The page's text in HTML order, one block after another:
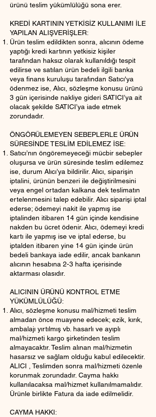
ürünü teslim yükümlülüğü sona erer.
KREDİ KARTININ YETKİSİZ KULLANIMI İLE
YAPILAN ALIŞVERİŞLER:
Ürün teslim edildikten sonra, alıcının ödeme
yaptığı kredi kartının yetkisiz kişiler
tarafından haksız olarak kullanıldığı tespit
edilirse ve satılan ürün bedeli ilgili banka
veya finans kuruluşu tarafından Satıcı'ya
ödenmez ise, Alıcı, sözleşme konusu ürünü
3 gün içerisinde nakliye gideri SATICI’ya ait
olacak şekilde SATICI’ya iade etmek
zorundadır.
ÖNGÖRÜLEMEYEN SEBEPLERLE ÜRÜN
SÜRESİNDE TESLİM EDİLEMEZ İSE:
Satıcı’nın öngöremeyeceği mücbir sebepler
oluşursa ve ürün süresinde teslim edilemez
ise, durum Alıcı’ya bildirilir. Alıcı, siparişin
iptalini, ürünün benzeri ile değiştirilmesini
veya engel ortadan kalkana dek teslimatın
ertelenmesini talep edebilir. Alıcı siparişi iptal
ederse; ödemeyi nakit ile yapmış ise
iptalinden itibaren 14 gün içinde kendisine
nakden bu ücret ödenir. Alıcı, ödemeyi kredi
kartı ile yapmış ise ve iptal ederse, bu
iptalden itibaren yine 14 gün içinde ürün
bedeli bankaya iade edilir, ancak bankanın
alıcının hesabına 2-3 hafta içerisinde
aktarması olasıdır.
ALICININ ÜRÜNÜ KONTROL ETME
YÜKÜMLÜLÜĞÜ:
Alıcı, sözleşme konusu mal/hizmeti teslim
almadan önce muayene edecek; ezik, kırık,
ambalajı yırtılmış vb. hasarlı ve ayıplı
mal/hizmeti kargo şirketinden teslim
almayacaktır. Teslim alınan mal/hizmetin
hasarsız ve sağlam olduğu kabul edilecektir.
ALICI , Teslimden sonra mal/hizmeti özenle
korunmak zorundadır. Cayma hakkı
kullanılacaksa mal/hizmet kullanılmamalıdır.
Ürünle birlikte Fatura da iade edilmelidir.
CAYMA HAKKI: